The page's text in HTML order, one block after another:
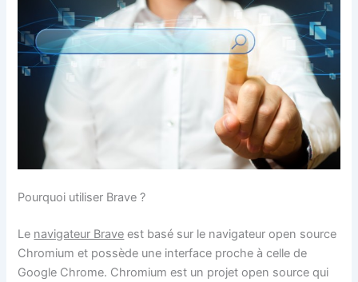
Pourquoi utiliser Brave ?
Le navigateur Brave est basé sur le navigateur open source
Chromium et possède une interface proche à celle de
Google Chrome. Chromium est un projet open source qui